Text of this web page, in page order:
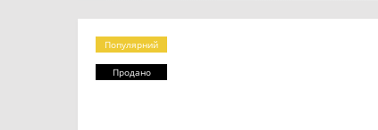
Популярний
Продано